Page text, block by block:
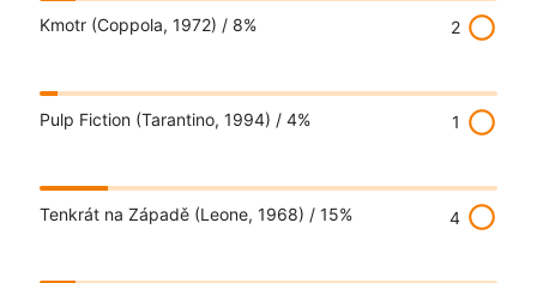
Kmotr (Coppola, 1972) / 8% 2 radio_button_unchecked
Pulp Fiction (Tarantino, 1994) / 4% 1 radio_button_unchecked
Tenkrát na Západě (Leone, 1968) / 15% 4 radio_button_unchecked